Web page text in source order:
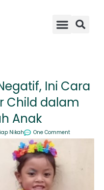
Ini Cara
Child dalam
Anak
Nikah One Comment